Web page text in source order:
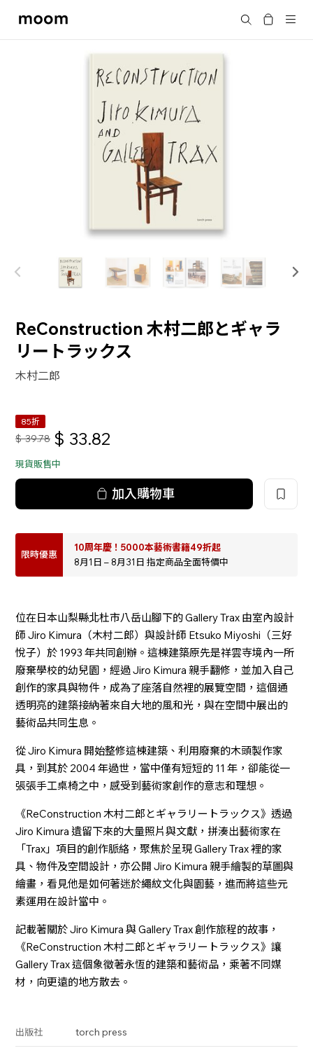
moom
搜尋
ReConstruction 木村二郎とギャラ
リートラックス
木村二郎
85折
$ 39.78 $ 33.82
現貨販售中
加入購物車
限時優惠
10周年慶！5000本藝術書籍49折起
8月1日 – 8月31日 指定商品全面特價中
位在日本山梨縣北杜市八岳山腳下的 Gallery Trax 由室內設計
師 Jiro Kimura（木村二郎）與設計師 Etsuko Miyoshi（三好
悅子）於 1993 年共同創辦。這棟建築原先是祥雲寺境內一所
廢棄學校的幼兒園，經過 Jiro Kimura 親手翻修，並加入自己
創作的家具與物件，成為了座落自然裡的展覽空間，這個通
透明亮的建築接納著來自大地的風和光，與在空間中展出的
藝術品共同生息。
從 Jiro Kimura 開始整修這棟建築、利用廢棄的木頭製作家
具，到其於 2004 年過世，當中僅有短短的 11 年，卻能從一
張張手工桌椅之中，感受到藝術家創作的意志和理想。
《ReConstruction 木村二郎とギャラリートラックス》透過
Jiro Kimura 遺留下來的大量照片與文獻，拼湊出藝術家在
「Trax」項目的創作脈絡，聚焦於呈現 Gallery Trax 裡的家
具、物件及空間設計，亦公開 Jiro Kimura 親手繪製的草圖與
繪畫，看見他是如何著迷於繩紋文化與園藝，進而將這些元
素運用在設計當中。
記載著關於 Jiro Kimura 與 Gallery Trax 創作旅程的故事，
《ReConstruction 木村二郎とギャラリートラックス》讓
Gallery Trax 這個象徵著永恆的建築和藝術品，乘著不同媒
材，向更遠的地方散去。
出版社 torch press